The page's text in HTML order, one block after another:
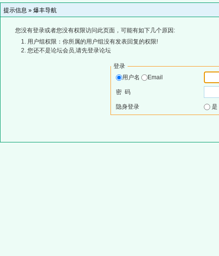
提示信息 » 爆丰导航
您没有登录或者您没有权限访问此页面，可能有如下几个原因:
用户组权限：你所属的用户组没有发表回复的权限!
您还不是论坛会员,请先登录论坛
登录
用户名
Email
密 码
隐身登录